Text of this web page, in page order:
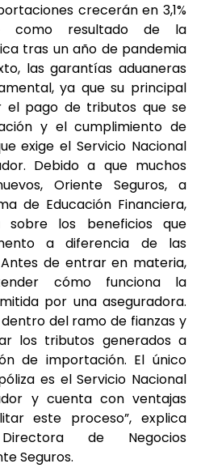
crecerán en 3,1%
como resultado de la
tras un año de pandemia
las garantías aduaneras
ya que su principal
el pago de tributos que se
y el cumplimiento de
exige el Servicio Nacional
Debido a que muchos
Oriente Seguros, a
de Educación Financiera,
los beneficios que
a diferencia de las
de entrar en materia,
cómo funciona la
por una aseguradora.
del ramo de fianzas y
los tributos generados a
de importación. El único
es el Servicio Nacional
y cuenta con ventajas
este proceso”, explica
de Negocios
Seguros.